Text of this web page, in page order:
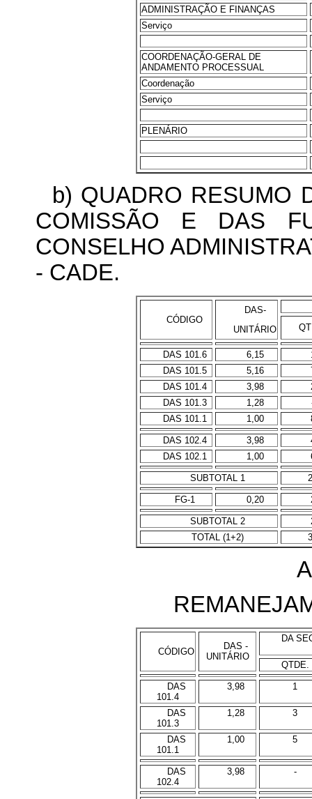
ADMINISTRAÇÃO E FINANÇAS
Serviço
COORDENAÇÃO-GERAL DE
ANDAMENTO PROCESSUAL
Coordenação
Serviço
PLENÁRIO
b) QUADRO RESUMO
COMISSÃO E DAS
CONSELHO
- CADE.
CÓDIGO
DAS-
UNITÁRIO
DAS 101.6 6,15
DAS 101.5
5,16
DAS 101.4
3,98
DAS 101.3
1,28
DAS 101.1
1,00
DAS 102.4 3,98
DAS 102.1
1,00
SUBTOTAL 1
FG-1 0,20
SUBTOTAL 2
TOTAL (1+2)
CÓDIGO
DAS -
UNITÁRIO
DA
QTDE.
DAS
101.4
3,98 1
DAS
101.3
1,28 3
DAS
101.1
1,00 5
DAS
102.4
3,98 -